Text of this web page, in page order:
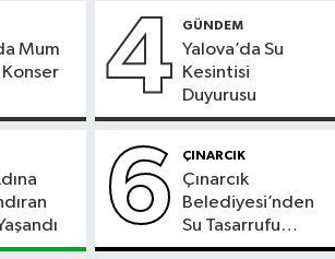
Mum
Konser
4 GÜNDEM
Yalova’da Su
Kesintisi
Duyurusu
6 ÇINARCIK
Çınarcık
Belediyesi’nden
Su Tasarrufu
Çağrısı